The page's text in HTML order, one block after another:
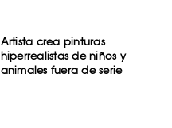
Artista crea pinturas
hiperrealistas de niños y
animales fuera de serie